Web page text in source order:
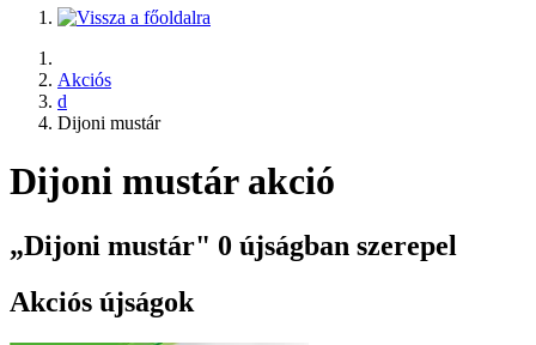
Akciós
d
Dijoni mustár
Dijoni mustár akció
„Dijoni mustár" 0 újságban szerepel
Akciós újságok